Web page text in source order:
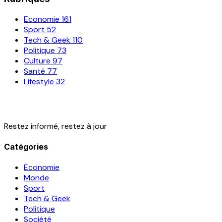
Economie 161
Sport 52
Tech & Geek110
Politique 73
Culture 97
Santé 77
Lifestyle 32
Restez informé, restez à jour
Catégories
Economie
Monde
Sport
Tech & Geek
Politique
Société